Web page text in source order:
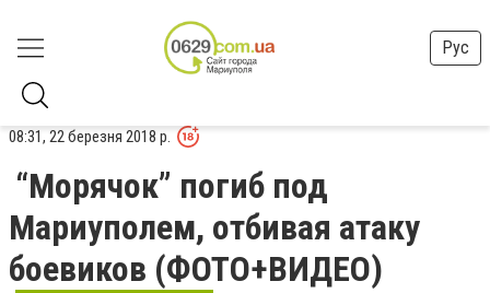
Рус
08:31, 22 березня 2018 р.
“Морячок” погиб под
Мариуполем, отбивая атаку
боевиков (ФОТО+ВИДЕО)